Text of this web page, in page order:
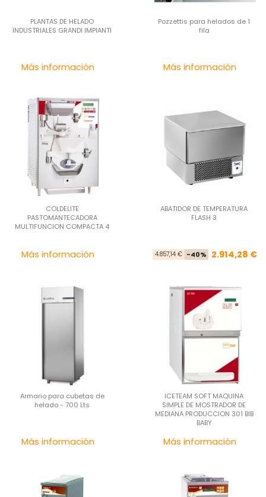
PLANTAS DE HELADO
INDUSTRIALES GRANDI IMPIANTI
Más información
Pozzettis para helados de 1
fila
Más información
COLDELITE
PASTOMANTECADORA
MULTIFUNCION COMPACTA 4
Más información
ABATIDOR DE TEMPERATURA
FLASH 3
4.857,14 € -40% 2.914,28 €
Armario para cubetas de
helado - 700 Lts
Más información
ICETEAM SOFT MAQUINA
SIMPLE DE MOSTRADOR DE
MEDIANA PRODUCCION 301 BIB
BABY
Más información